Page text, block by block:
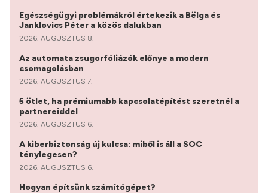
Egészségügyi problémákról értekezik a Bëlga és
Janklovics Péter a közös dalukban
2026. AUGUSZTUS 8.
Az automata zsugorfóliázók előnye a modern
csomagolásban
2026. AUGUSZTUS 7.
5 ötlet, ha prémiumabb kapcsolatépítést szeretnél a
partnereiddel
2026. AUGUSZTUS 6.
A kiberbiztonság új kulcsa: miből is áll a SOC
ténylegesen?
2026. AUGUSZTUS 6.
Hogyan építsünk számítógépet?